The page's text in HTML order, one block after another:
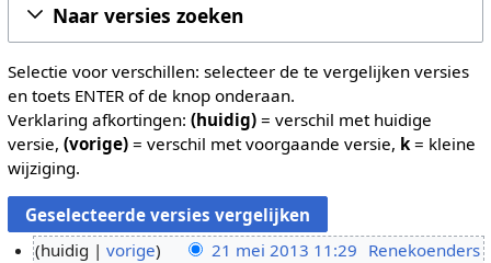
Naar versies zoeken
Selectie voor verschillen: selecteer de te vergelijken versies
en toets ENTER of de knop onderaan.
Verklaring afkortingen: (huidig)= verschil met huidige
versie, (vorige)= verschil met voorgaande versie, k= kleine
wijziging.
huidig vorige 21 mei 2013 11:29 Renekoenders